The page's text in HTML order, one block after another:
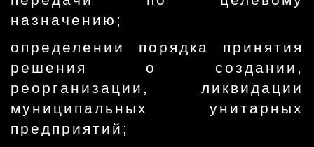
назначению;
определении порядка принятия
решения о создании,
реорганизации, ликвидации
муниципальных унитарных
предприятий;